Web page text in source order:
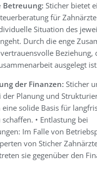
Betreuung: Sticher bietet
für
Situation des
Durch die enge
Beziehung,
ausgelegt
der Finanzen: Sticher
der Planung und
eine solide Basis für
• Entlastung bei
Im Falle von
von Sticher
sie gegenüber den